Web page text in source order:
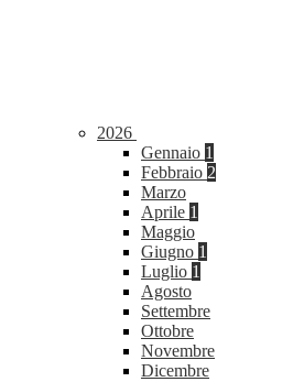
2026
Gennaio 1
Febbraio 2
Marzo
Aprile 1
Maggio
Giugno 1
Luglio 1
Agosto
Settembre
Ottobre
Novembre
Dicembre